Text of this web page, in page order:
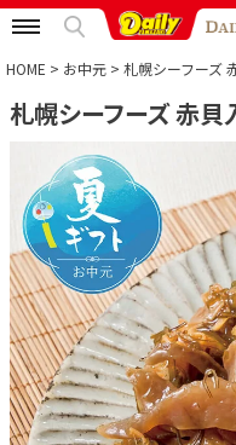
特集から選ぶ
予算から選ぶ
カテゴリから選ぶ
贈る相手から選ぶ
HOME お中元 札幌シーフーズ
札幌シーフーズ 赤